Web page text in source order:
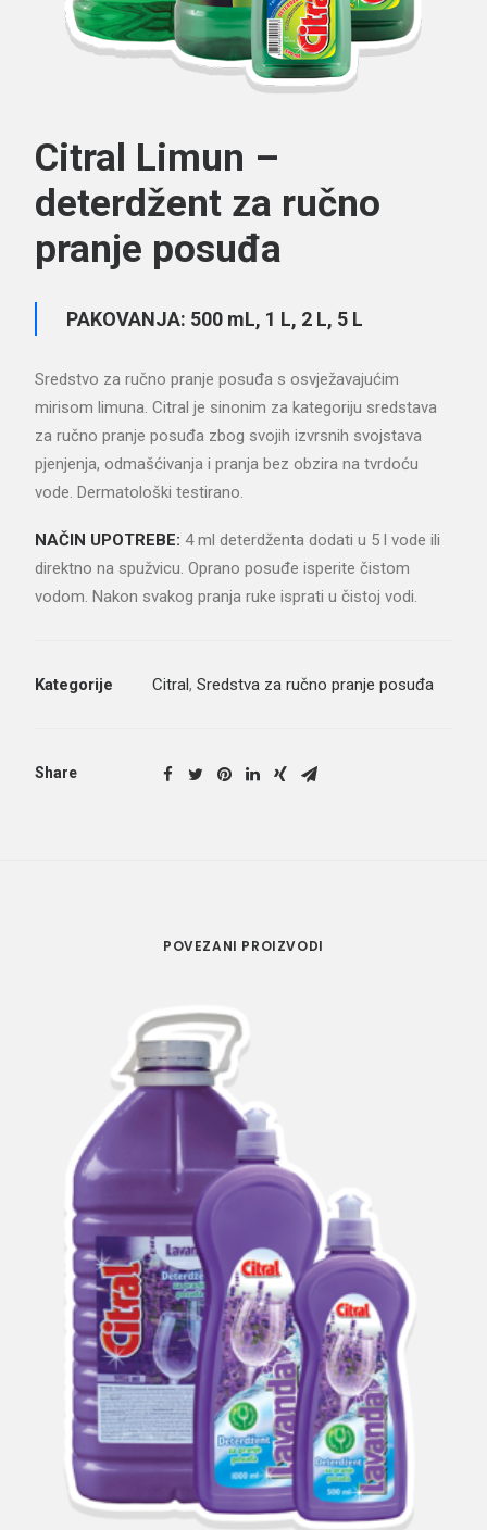
Citral Limun –
deterdžent za ručno
pranje posuđa
PAKOVANJA: 500 mL, 1 L, 2 L, 5 L
Sredstvo za ručno pranje posuđa s osvježavajućim
mirisom limuna. Citral je sinonim za kategoriju sredstava
za ručno pranje posuđa zbog svojih izvrsnih svojstava
pjenjenja, odmašćivanja i pranja bez obzira na tvrdoću
vode. Dermatološki testirano.
NAČIN UPOTREBE: 4 ml deterdženta dodati u 5 l vode ili
direktno na spužvicu. Oprano posuđe isperite čistom
vodom. Nakon svakog pranja ruke isprati u čistoj vodi.
Kategorije Citral, Sredstva za ručno pranje posuđa
Share
POVEZANI PROIZVODI